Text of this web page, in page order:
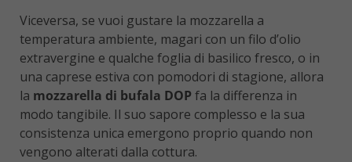
Viceversa, se vuoi gustare la mozzarella a
temperatura ambiente, magari con un filo d’olio
extravergine e qualche foglia di basilico fresco, o in
una caprese estiva con pomodori di stagione, allora
la mozzarella di bufala DOP fa la differenza in
modo tangibile. Il suo sapore complesso e la sua
consistenza unica emergono proprio quando non
vengono alterati dalla cottura.